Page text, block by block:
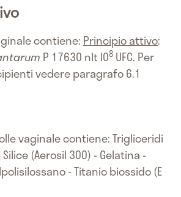
contiene: Principio attivo:
P 17630 nlt I08 UFC. Per
vedere paragrafo 6.1
vaginale contiene: Trigliceridi
(Aerosil 300) - Gelatina -
- Titanio biossido (E